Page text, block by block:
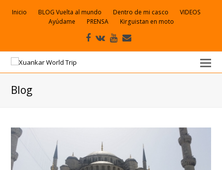
Inicio BLOG Vuelta al mundo Dentro de mi casco
VIDEOS
Ayúdame
PRENSA Kirguistan en moto
Facebook
VK Youtube
electrónico
Blog